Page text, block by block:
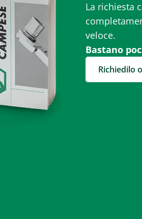
La richiesta
veloce.
Bastano
Richiedilo